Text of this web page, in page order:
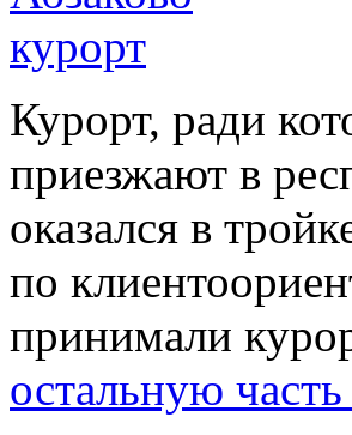
Курорт, ради
приезжают в
оказался в
по
принимали
остальную